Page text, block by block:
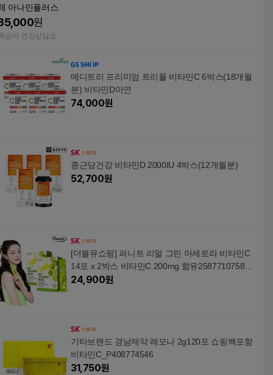
아나민플러스
원
순이 건강상담소
메디트리 프리미엄 트리플 비타민C 6박스(18개월
분) 비타민D아연
74,000원
종근당건강 비타민D 2000IU 4박스(12개월분)
52,700원
[더블유쇼핑] 퍼니트 리얼 그린 아세로라 비타민C
14포 x 2박스 비타민C 200mg 함유258771075887
47
24,900원
기타브랜드 경남제약 레모나 2g120포 쇼핑백포함
비타민C_P408774546
31,750원